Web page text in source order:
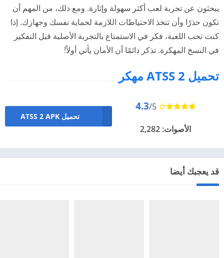
يبحثون عن تجربة لعب أكثر سهولة وإثارة. ومع ذلك، من المهم أن
تكون حذرًا وأن تتخذ الاحتياطات اللازمة لحماية نفسك وجهازك. إذا
كنت تحب اللعبة، فكر في الاستمتاع بالتجربة الأصلية قبل التفكير
في النسخ المهكرة. تذكر دائمًا أن الأمان يأتي أولاً!
تحميل ATSS 2 مهكر
4.3/5
الأصوات: 2,282
تحميل ATSS 2 APK
قد يعجبك أيضا